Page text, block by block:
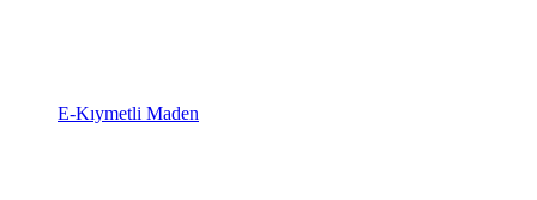
E-Kıymetli Maden